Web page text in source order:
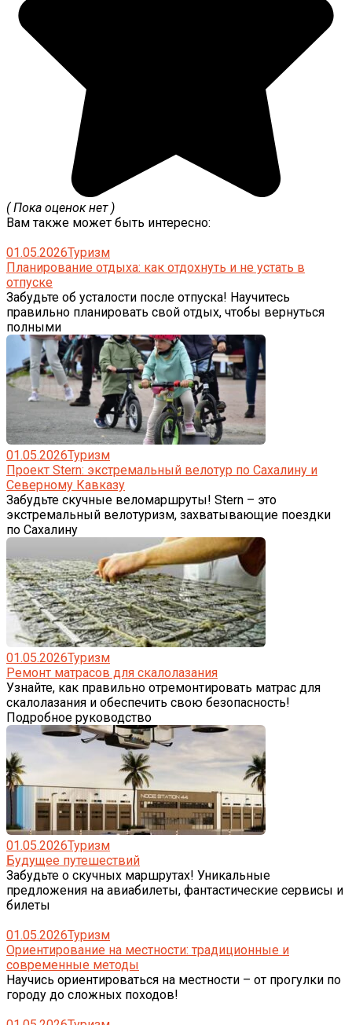
( Пока оценок нет )
Вам также может быть интересно:
01.05.2026Туризм
Планирование отдыха: как отдохнуть и не устать в
отпуске
Забудьте об усталости после отпуска! Научитесь
правильно планировать свой отдых, чтобы вернуться
полными
01.05.2026Туризм
Проект Stern: экстремальный велотур по Сахалину и
Северному Кавказу
Забудьте скучные веломаршруты! Stern – это
экстремальный велотуризм, захватывающие поездки
по Сахалину
01.05.2026Туризм
Ремонт матрасов для скалолазания
Узнайте, как правильно отремонтировать матрас для
скалолазания и обеспечить свою безопасность!
Подробное руководство
01.05.2026Туризм
Будущее путешествий
Забудьте о скучных маршрутах! Уникальные
предложения на авиабилеты, фантастические сервисы и
билеты
01.05.2026Туризм
Ориентирование на местности: традиционные и
современные методы
Научись ориентироваться на местности – от прогулки по
городу до сложных походов!